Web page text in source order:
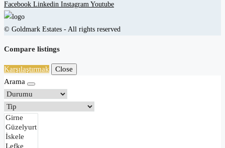
Facebook Linkedin Instagram Youtube
© Goldmark Estates - All rights reserved
Compare listings
Karşılaştırmak
Close
Arama